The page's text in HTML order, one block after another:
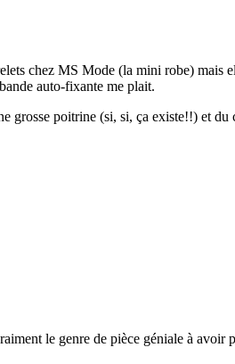
chez MS Mode (la mini robe)
auto-fixante me plait.
poitrine (si, si, ça existe!!) et
le genre de pièce géniale à